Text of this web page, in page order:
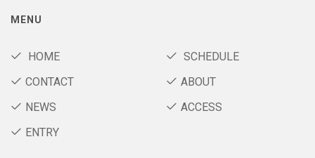
MENU
HOME
SCHEDULE
CONTACT
ABOUT
NEWS
ACCESS
ENTRY